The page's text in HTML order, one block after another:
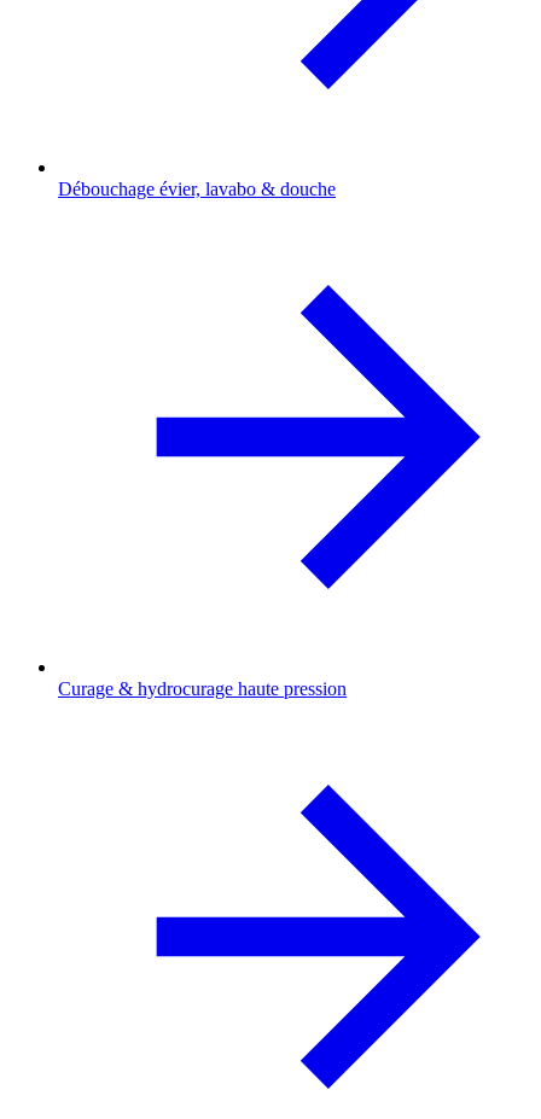
Débouchage évier, lavabo & douche
Curage & hydrocurage haute pression